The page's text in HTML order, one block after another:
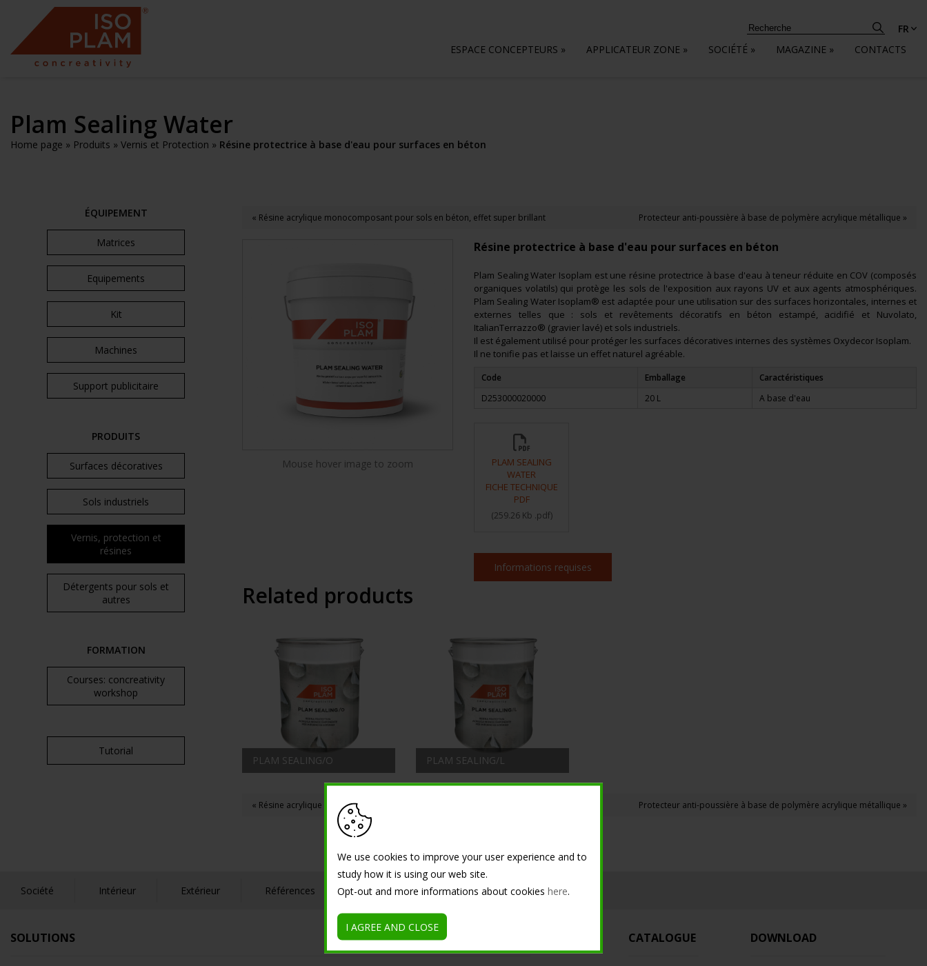
FR
ESPACE CONCEPTEURS » APPLICATEUR ZONE » SOCIÉTÉ » MAGAZINE » CONTACTS
Plam Sealing Water
Home page » Produits » Vernis et Protection » Résine protectrice à base d'eau pour surfaces en béton
ÉQUIPEMENT
Matrices
Equipements
Kit
Machines
Support publicitaire
PRODUITS
Surfaces décoratives
Sols industriels
Vernis, protection et
résines
Détergents pour sols et
autres
FORMATION
Courses: concreativity
workshop
Tutorial
« Résine acrylique monocomposant pour sols en béton, effet super brillant Protecteur anti-poussière à base de polymère acrylique métallique »
Mouse hover image to zoom
Résine protectrice à base d'eau pour surfaces en béton
Plam Sealing Water Isoplam est une résine protectrice à base d'eau à teneur réduite en COV (composés
organiques volatils) qui protège les sols de l'exposition aux rayons UV et aux agents atmosphériques.
Plam Sealing Water Isoplam® est adaptée pour une utilisation sur des surfaces horizontales, internes et
externes telles que : sols et revêtements décoratifs en béton estampé, acidifié et Nuvolato,
ItalianTerrazzo® (gravier lavé) et sols industriels.
Il est également utilisé pour protéger les surfaces décoratives internes des systèmes Oxydecor Isoplam.
Il ne tonifie pas et laisse un effet naturel agréable.
Code Emballage
Caractéristiques
D253000020000
20 L A base d'eau
PLAM SEALING
WATER
FICHE TECHNIQUE
PDF
(259.26 Kb .pdf)
Informations requises
Related products
PLAM SEALING/O PLAM SEALING/L
« Résine acrylique monocomposant pour sols en béton, effet super brillant Protecteur anti-poussière à base de polymère acrylique métallique »
Société Intérieur Extérieur Références Contacts
SOLUTIONS CATALOGUE DOWNLOAD
We use cookies to improve your user experience and to
study how it is using our web site.
Opt-out and more informations about cookieshere.
I AGREE AND CLOSE